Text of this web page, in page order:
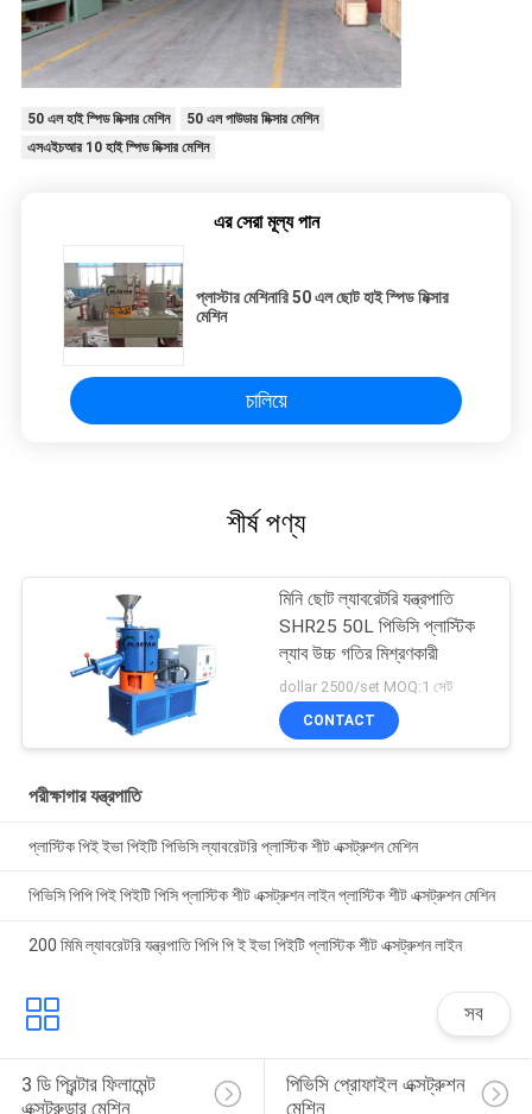
50 এল হাই স্পিড মিক্সার মেশিন
50 এল পাউডার মিক্সার মেশিন
এসএইচআর 10 হাই স্পিড মিক্সার মেশিন
এর সেরা মূল্য পান
প্লাস্টার মেশিনারি 50 এল ছোট হাই স্পিড মিক্সার
মেশিন
চালিয়ে
শীর্ষ পণ্য
মিনি ছোট ল্যাবরেটরি যন্ত্রপাতি
SHR25 50L পিভিসি প্লাস্টিক
ল্যাব উচ্চ গতির মিশ্রণকারী
dollar 2500/set MOQ:1 সেট
CONTACT
পরীক্ষাগার যন্ত্রপাতি
প্লাস্টিক পিই ইভা পিইটি পিভিসি ল্যাবরেটরি প্লাস্টিক শীট এক্সট্রুশন মেশিন
পিভিসি পিপি পিই পিইটি পিসি প্লাস্টিক শীট এক্সট্রুশন লাইন প্লাস্টিক শীট এক্সট্রুশন মেশিন
200 মিমি ল্যাবরেটরি যন্ত্রপাতি পিপি পি ই ইভা পিইটি প্লাস্টিক শীট এক্সট্রুশন লাইন
সব
3 ডি প্রিন্টার ফিলামেন্ট
এক্সট্রুডার মেশিন
পিভিসি প্রোফাইল এক্সট্রুশন
মেশিন